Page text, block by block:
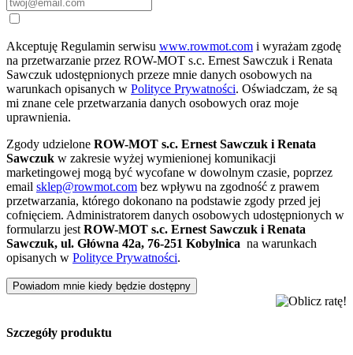
Akceptuję Regulamin serwisu www.rowmot.com i wyrażam zgodę
na przetwarzanie przez ROW-MOT s.c. Ernest Sawczuk i Renata
Sawczuk udostępnionych przeze mnie danych osobowych na
warunkach opisanych w Polityce Prywatności. Oświadczam, że są
mi znane cele przetwarzania danych osobowych oraz moje
uprawnienia.
Zgody udzielone ROW-MOT s.c. Ernest Sawczuk i Renata
Sawczuk w zakresie wyżej wymienionej komunikacji
marketingowej mogą być wycofane w dowolnym czasie, poprzez
email sklep@rowmot.com bez wpływu na zgodność z prawem
przetwarzania, którego dokonano na podstawie zgody przed jej
cofnięciem. Administratorem danych osobowych udostępnionych w
formularzu jestROW-MOT s.c. Ernest Sawczuk i Renata
Sawczuk, ul. Główna 42a, 76-251 Kobylnica na warunkach
opisanych w Polityce Prywatności.
Powiadom mnie kiedy będzie dostępny
Szczegóły produktu